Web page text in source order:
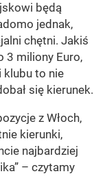
będą
jednak,
chętni. Jakiś
3 miliony Euro,
klubu to nie
się kierunek.
z Włoch,
kierunki,
najbardziej
– czytamy